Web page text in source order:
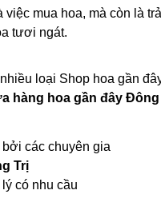
mua hoa, mà còn là
tươi ngát.
loại Shop hoa gần
hàng hoa gần đây Đông
các chuyên gia
Trị
có nhu cầu